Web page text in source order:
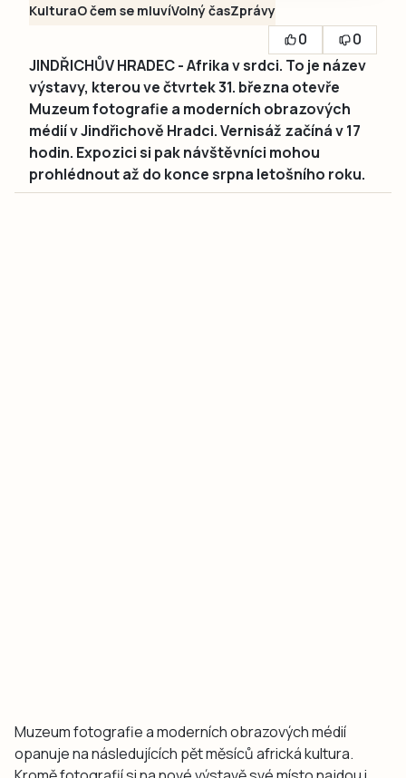
KulturaO čem se mluvíVolný časZprávy
0
0
JINDŘICHŮV HRADEC - Afrika v srdci. To je název
výstavy, kterou ve čtvrtek 31. března otevře
Muzeum fotografie a moderních obrazových
médií v Jindřichově Hradci. Vernisáž začíná v 17
hodin. Expozici si pak návštěvníci mohou
prohlédnout až do konce srpna letošního roku.
Muzeum fotografie a moderních obrazových médií
opanuje na následujících pět měsíců africká kultura.